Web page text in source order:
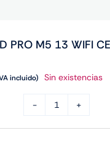
PRO M5 13 WIFI
incluido) Sin existencias
IPAD